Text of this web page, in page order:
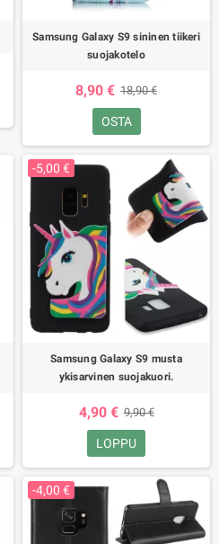
Samsung Galaxy S9 sininen tiikeri
suojakotelo
8,90 € 18,90 €
OSTA
-5,00 €
Samsung Galaxy S9 musta
ykisarvinen suojakuori.
4,90 € 9,90 €
LOPPU
-4,00 €